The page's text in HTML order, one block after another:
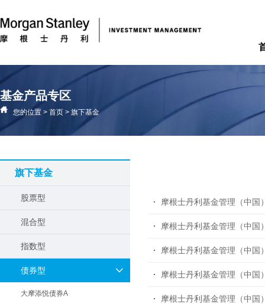
基金产品专区
您的位置 > 首页 > 旗下基金
旗下基金
股票型
混合型
指数型
债券型
大摩添悦债券A
摩根士丹利基金管理（中国
摩根士丹利基金管理（中国